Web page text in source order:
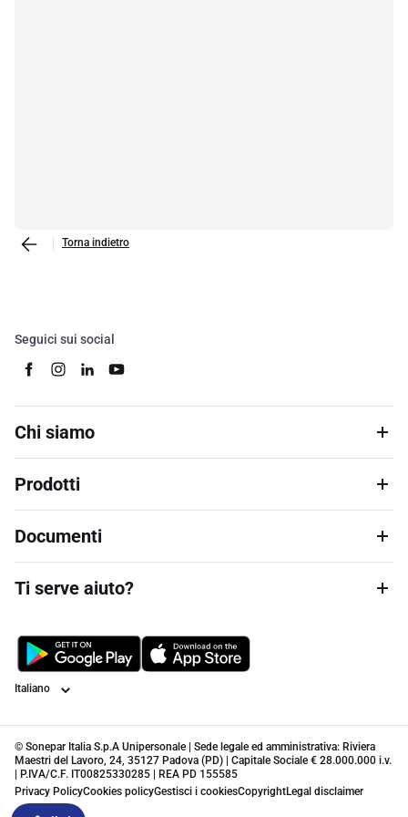
Torna indietro
Seguici sui social
Chi siamo
Prodotti
Documenti
Ti serve aiuto?
Lingua
© Sonepar Italia S.p.A Unipersonale | Sede legale ed amministrativa: Riviera
Maestri del Lavoro, 24, 35127 Padova (PD) | Capitale Sociale € 28.000.000 i.v.
| P.IVA/C.F. IT00825330285 | REA PD 155585
Privacy PolicyCookies policyGestisci i cookiesCopyrightLegal disclaimer